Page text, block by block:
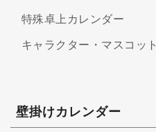
特殊卓上カレンダー
キャラクター・マスコット
壁掛けカレンダー